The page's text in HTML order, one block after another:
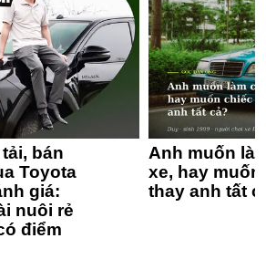
bán
Toyota
giá:
nuôi rẻ
điểm
Anh muốn
xe, hay
thay anh tất